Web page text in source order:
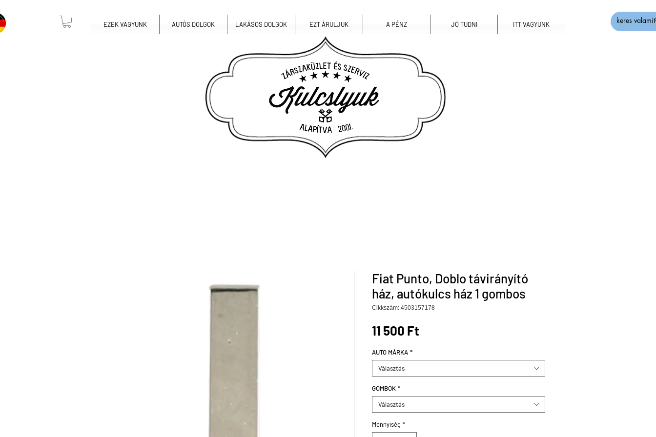
EZEK VAGYUNK AUTÓS DOLGOK LAKÁSOS DOLGOK EZT ÁRULJUK A PÉNZ JÓ TUDNI ITT VAGYUNK
Fiat Punto, Doblo távirányító
ház, autókulcs ház 1 gombos
Cikkszám: 4503157178
11 500 Ft
AUTÓ MÁRKA *
Választás
GOMBOK *
Választás
Mennyiség *